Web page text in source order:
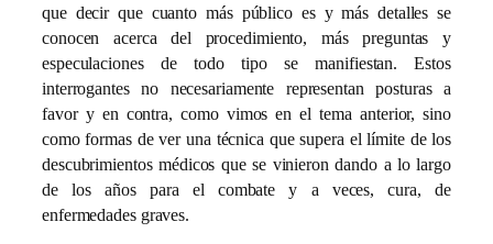
que decir que cuanto más público es y más detalles se
conocen acerca del procedimiento, más preguntas y
especulaciones de todo tipo se manifiestan. Estos
interrogantes no necesariamente representan posturas a
favor y en contra, como vimos en el tema anterior, sino
como formas de ver una técnica que supera el límite de los
descubrimientos médicos que se vinieron dando a lo largo
de los años para el combate y a veces, cura, de
enfermedades graves.